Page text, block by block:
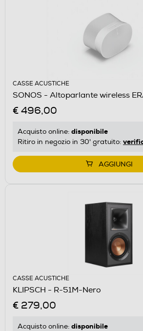
CASSE ACUSTICHE
SONOS - Altoparlante wireless
€ 496,00
Acquisto online: disponibile
Ritiro in negozio in 30' gratuito:
AGGIUNGI
CASSE ACUSTICHE
KLIPSCH - R-51M-Nero
€ 279,00
Acquisto online: disponibile